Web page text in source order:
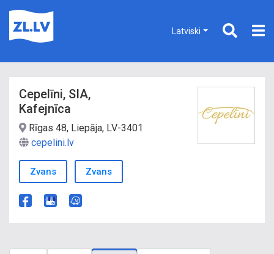
Latviski
Cepelīni, SIA,
Kafejnīca
Rīgas 48, Liepāja, LV-3401
cepelini.lv
Zvans Zvans